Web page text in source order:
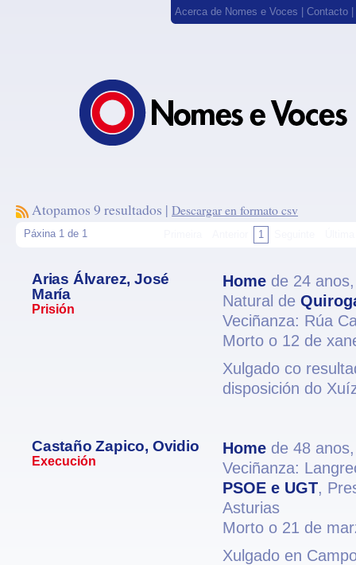
Acerca de Nomes e Voces Contacto
Atopamos 9 resultados | Descargar en formato csv
Páxina 1 de 1 1
Arias Álvarez, José
María
Prisión
Home de 24
Natural de
Veciñanza: Rúa
Morto o 12 de
Xulgado co
disposición do
Castaño Zapico, Ovidio
Execución
Home de 48
Veciñanza:
PSOE e UGT,
Asturias
Morto o 21 de
Xulgado en